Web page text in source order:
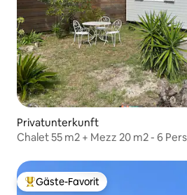
Privatunterkunft
Chalet 55 m2 + Mezz 20 m2 - 6
Beliebter Gäste-Favorit.
Gäste-Favorit